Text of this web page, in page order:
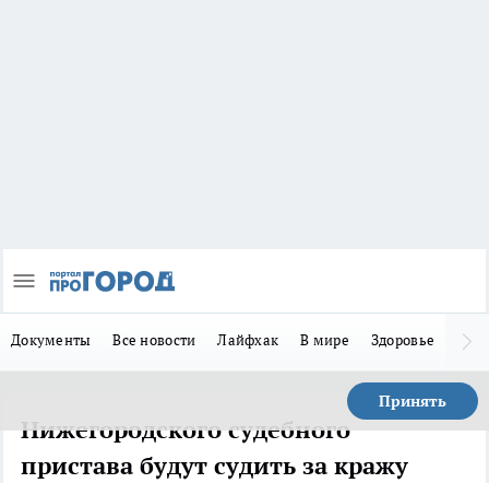
Документы Все новости Лайфхак В мире Здоровье
Принять
Нижегородского судебного
пристава будут судить за кражу